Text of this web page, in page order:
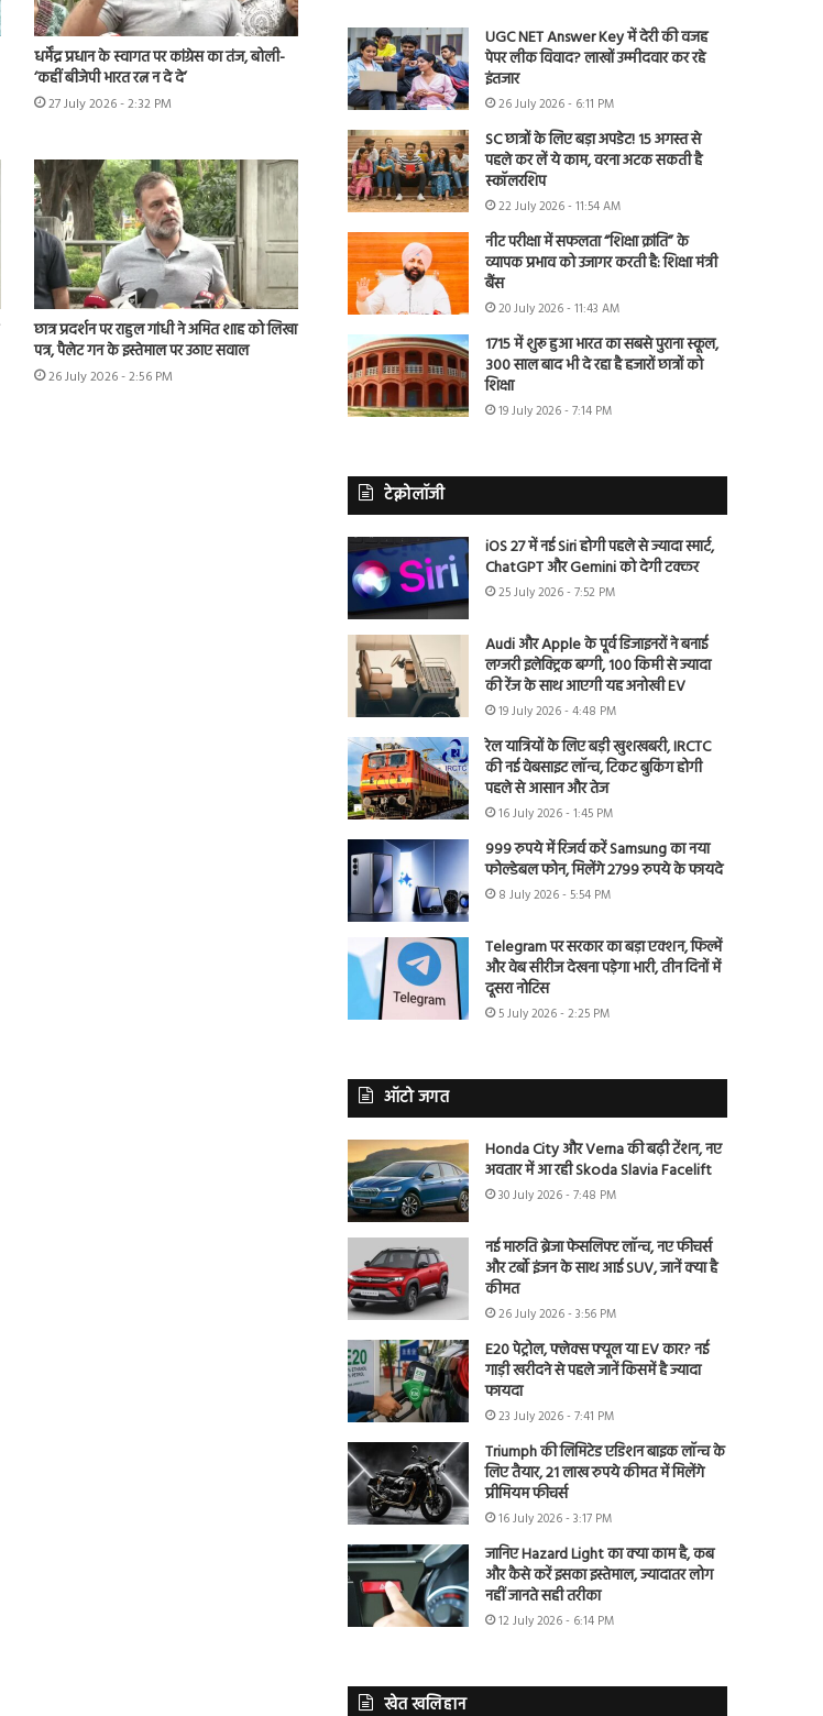
धर्मेंद्र प्रधान के स्वागत पर कांग्रेस का तंज, बोली-
‘कहीं बीजेपी भारत रत्न न दे दे’
27 July 2026 - 2:32 PM
छात्र प्रदर्शन पर राहुल गांधी ने अमित शाह को लिखा
पत्र, पैलेट गन के इस्तेमाल पर उठाए सवाल
26 July 2026 - 2:56 PM
UGC NET Answer Key में देरी की वजह
पेपर लीक विवाद? लाखों उम्मीदवार कर रहे
इंतजार
26 July 2026 - 6:11 PM
SC छात्रों के लिए बड़ा अपडेट! 15 अगस्त से
पहले कर लें ये काम, वरना अटक सकती है
स्कॉलरशिप
22 July 2026 - 11:54 AM
नीट परीक्षा में सफलता “शिक्षा क्रांति” के
व्यापक प्रभाव को उजागर करती है: शिक्षा मंत्री
बैंस
20 July 2026 - 11:43 AM
1715 में शुरू हुआ भारत का सबसे पुराना स्कूल,
300 साल बाद भी दे रहा है हजारों छात्रों को
शिक्षा
19 July 2026 - 7:14 PM
टेक्नोलॉजी
iOS 27 में नई Siri होगी पहले से ज्यादा स्मार्ट,
ChatGPT और Gemini को देगी टक्कर
25 July 2026 - 7:52 PM
Audi और Apple के पूर्व डिजाइनरों ने बनाई
लग्जरी इलेक्ट्रिक बग्गी, 100 किमी से ज्यादा
की रेंज के साथ आएगी यह अनोखी EV
19 July 2026 - 4:48 PM
रेल यात्रियों के लिए बड़ी खुशखबरी, IRCTC
की नई वेबसाइट लॉन्च, टिकट बुकिंग होगी
पहले से आसान और तेज
16 July 2026 - 1:45 PM
999 रुपये में रिजर्व करें Samsung का नया
फोल्डेबल फोन, मिलेंगे 2799 रुपये के फायदे
8 July 2026 - 5:54 PM
Telegram पर सरकार का बड़ा एक्शन, फिल्में
और वेब सीरीज देखना पड़ेगा भारी, तीन दिनों में
दूसरा नोटिस
5 July 2026 - 2:25 PM
ऑटो जगत
Honda City और Verna की बढ़ी टेंशन, नए
अवतार में आ रही Skoda Slavia Facelift
30 July 2026 - 7:48 PM
नई मारुति ब्रेजा फेसलिफ्ट लॉन्च, नए फीचर्स
और टर्बो इंजन के साथ आई SUV, जानें क्या है
कीमत
26 July 2026 - 3:56 PM
E20 पेट्रोल, फ्लेक्स फ्यूल या EV कार? नई
गाड़ी खरीदने से पहले जानें किसमें है ज्यादा
फायदा
23 July 2026 - 7:41 PM
Triumph की लिमिटेड एडिशन बाइक लॉन्च के
लिए तैयार, 21 लाख रुपये कीमत में मिलेंगे
प्रीमियम फीचर्स
16 July 2026 - 3:17 PM
जानिए Hazard Light का क्या काम है, कब
और कैसे करें इसका इस्तेमाल, ज्यादातर लोग
नहीं जानते सही तरीका
12 July 2026 - 6:14 PM
खेत खलिहान